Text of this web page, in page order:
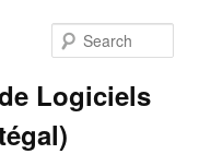
Logiciels